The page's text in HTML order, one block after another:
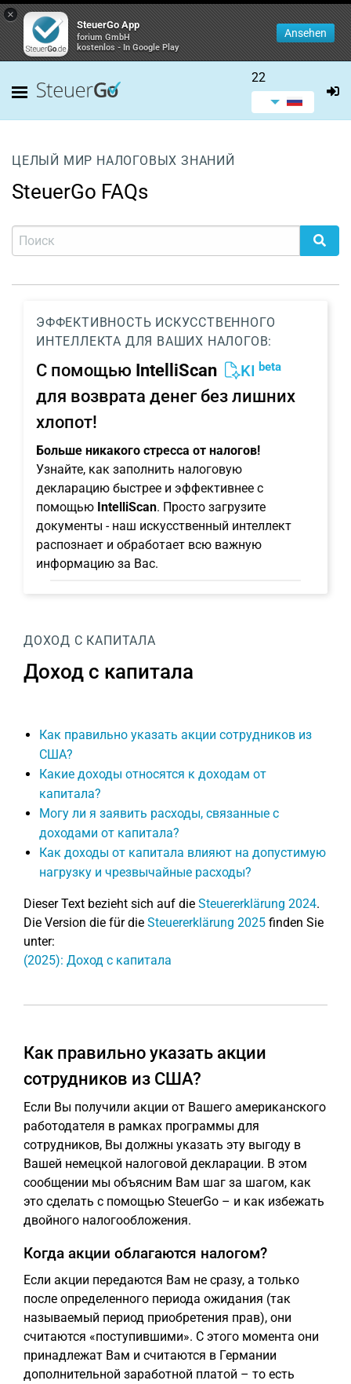
×
SteuerGo App
forium GmbH
kostenlos - In Google Play
Ansehen
22
ЦЕЛЫЙ МИР НАЛОГОВЫХ ЗНАНИЙ
SteuerGo FAQs
ЭФФЕКТИВНОСТЬ ИСКУССТВЕННОГО
ИНТЕЛЛЕКТА ДЛЯ ВАШИХ НАЛОГОВ:
С помощью IntelliScan KI beta
для возврата денег без лишних
хлопот!
Больше никакого стресса от налогов!
Узнайте, как заполнить налоговую
декларацию быстрее и эффективнее с
помощью IntelliScan. Просто загрузите
документы - наш искусственный интеллект
распознает и обработает всю важную
информацию за Вас.
ДОХОД С КАПИТАЛА
Доход с капитала
Как правильно указать акции сотрудников из
США?
Какие доходы относятся к доходам от
капитала?
Могу ли я заявить расходы, связанные с
доходами от капитала?
Как доходы от капитала влияют на допустимую
нагрузку и чрезвычайные расходы?
Dieser Text bezieht sich auf die Steuererklärung 2024.
Die Version die für die Steuererklärung 2025 finden Sie
unter:
(2025): Доход с капитала
Как правильно указать акции
сотрудников из США?
Если Вы получили акции от Вашего американского
работодателя в рамках программы для
сотрудников, Вы должны указать эту выгоду в
Вашей немецкой налоговой декларации. В этом
сообщении мы объясним Вам шаг за шагом, как
это сделать с помощью SteuerGo – и как избежать
двойного налогообложения.
Когда акции облагаются налогом?
Если акции передаются Вам не сразу, а только
после определенного периода ожидания (так
называемый период приобретения прав), они
считаются «поступившими». С этого момента они
принадлежат Вам и считаются в Германии
дополнительной заработной платой – то есть